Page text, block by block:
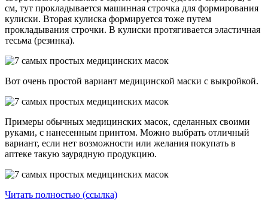
см, тут прокладывается машинная строчка для формирования
кулиски. Вторая кулиска формируется тоже путем
прокладывания строчки. В кулиски протягивается эластичная
тесьма (резинка).
Вот очень простой вариант медицинской маски с выкройкой.
Примеры обычных медицинских масок, сделанных своими
руками, с нанесенным принтом. Можно выбрать отличный
вариант, если нет возможности или желания покупать в
аптеке такую заурядную продукцию.
Читать полностью (ссылка)